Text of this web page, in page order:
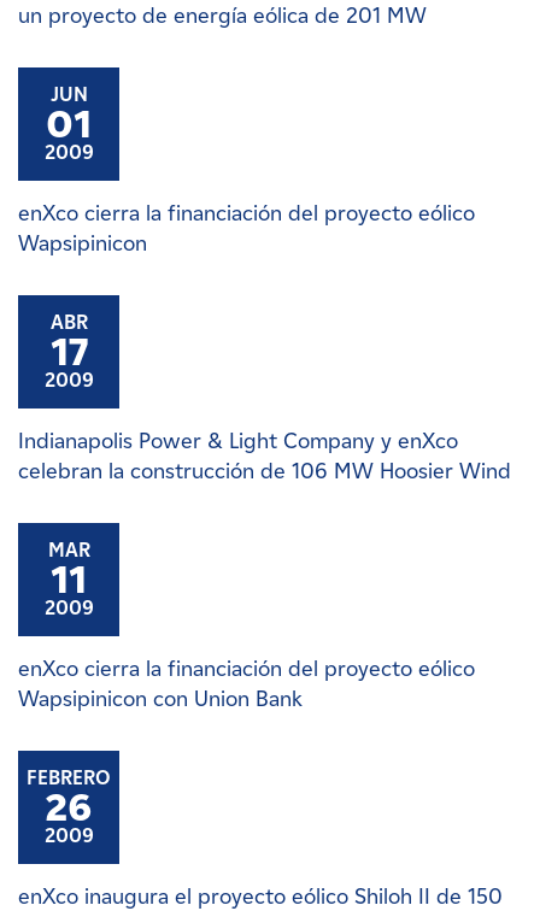
un proyecto de energía eólica de 201 MW
JUN
01
2009
enXco cierra la financiación del proyecto eólico
Wapsipinicon
ABR
17
2009
Indianapolis Power & Light Company y enXco
celebran la construcción de 106 MW Hoosier Wind
MAR
11
2009
enXco cierra la financiación del proyecto eólico
Wapsipinicon con Union Bank
FEBRERO
26
2009
enXco inaugura el proyecto eólico Shiloh II de 150